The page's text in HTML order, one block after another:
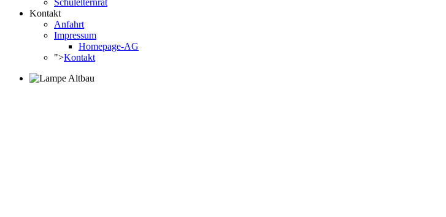
Schulelternrat
Kontakt
Anfahrt
Impressum
Homepage-AG
">Kontakt